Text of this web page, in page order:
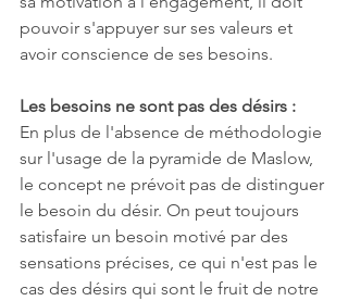
pouvoir s'appuyer sur ses valeurs et
avoir conscience de ses besoins.
Les besoins ne sont pas des désirs :
En plus de l'absence de méthodologie
sur l'usage de la pyramide de Maslow,
le concept ne prévoit pas de distinguer
le besoin du désir. On peut toujours
satisfaire un besoin motivé par des
sensations précises, ce qui n'est pas le
cas des désirs qui sont le fruit de notre